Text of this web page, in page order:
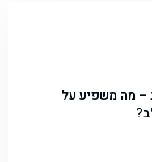
– מה משפיע על